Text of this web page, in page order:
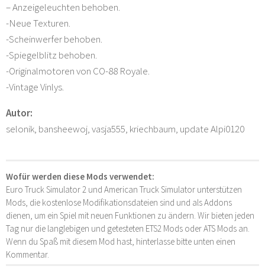
– Anzeigeleuchten behoben.
-Neue Texturen.
-Scheinwerfer behoben.
-Spiegelblitz behoben.
-Originalmotoren von CO-88 Royale.
-Vintage Vinlys.
Autor:
selonik, bansheewoj, vasja555, kriechbaum, update Alpi0120
Wofür werden diese Mods verwendet:
Euro Truck Simulator 2 und American Truck Simulator unterstützen
Mods, die kostenlose Modifikationsdateien sind und als Addons
dienen, um ein Spiel mit neuen Funktionen zu ändern. Wir bieten jeden
Tag nur die langlebigen und getesteten ETS2 Mods oder ATS Mods an.
Wenn du Spaß mit diesem Mod hast, hinterlasse bitte unten einen
Kommentar.